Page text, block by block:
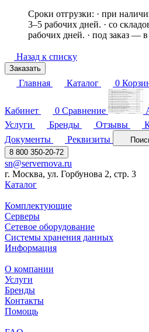
Сроки отгрузки: · при
3–5 рабочих дней. · со
рабочих дней. · под заказ —
Назад к списку
Заказать
Главная Каталог 0
Кабинет 0 Сравнение
Услуги
Бренды Отзывы
Документы
Реквизиты
8 800 350-20-72
sn@servernova.ru
г. Москва, ул. Горбунова 2, стр. 3
Каталог
Комплектующие
Серверы
Сетевое оборудование
Системы хранения данных
Информация
О компании
Услуги
Бренды
Контакты
Помощь